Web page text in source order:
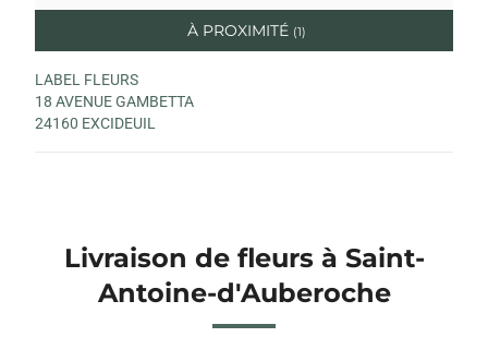
À PROXIMITÉ (1)
LABEL FLEURS
18 AVENUE GAMBETTA
24160 EXCIDEUIL
Livraison de fleurs à Saint-
Antoine-d'Auberoche